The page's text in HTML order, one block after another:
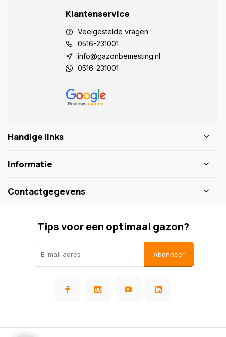
Klantenservice
Veelgestelde vragen
0516-231001
info@gazonbemesting.nl
0516-231001
Handige links
Informatie
Contactgegevens
Tips voor een optimaal gazon?
Abonneer